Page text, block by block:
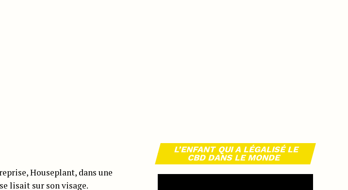
Houseplant, dans une
lisait sur son visage.
L’ENFANT QUI A LÉGALISÉ LE
CBD DANS LE MONDE